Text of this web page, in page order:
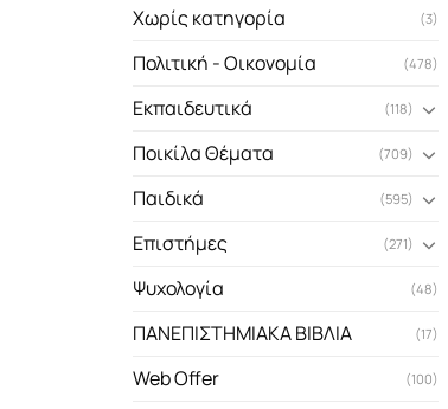
Χωρίς κατηγορία (3)
Πολιτική - Οικονομία (478)
Εκπαιδευτικά (118)
Ποικίλα Θέματα (709)
Παιδικά (595)
Επιστήμες (271)
Ψυχολογία (48)
ΠΑΝΕΠΙΣΤΗΜΙΑΚΑ ΒΙΒΛΙΑ (17)
Web Offer (100)